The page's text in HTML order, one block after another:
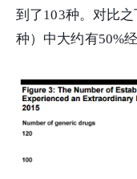
到了103种。对比
种）中大约有50%